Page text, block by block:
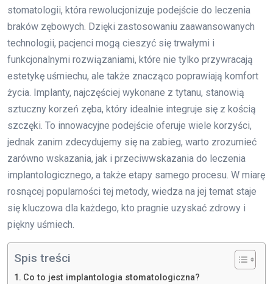
stomatologii, która rewolucjonizuje podejście do leczenia
braków zębowych. Dzięki zastosowaniu zaawansowanych
technologii, pacjenci mogą cieszyć się trwałymi i
funkcjonalnymi rozwiązaniami, które nie tylko przywracają
estetykę uśmiechu, ale także znacząco poprawiają komfort
życia. Implanty, najczęściej wykonane z tytanu, stanowią
sztuczny korzeń zęba, który idealnie integruje się z kością
szczęki. To innowacyjne podejście oferuje wiele korzyści,
jednak zanim zdecydujemy się na zabieg, warto zrozumieć
zarówno wskazania, jak i przeciwwskazania do leczenia
implantologicznego, a także etapy samego procesu. W miarę
rosnącej popularności tej metody, wiedza na jej temat staje
się kluczowa dla każdego, kto pragnie uzyskać zdrowy i
piękny uśmiech.
Spis treści
Co to jest implantologia stomatologiczna?